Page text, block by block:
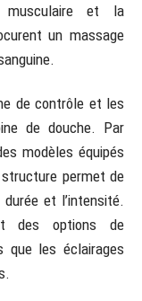
musculaire et la
un massage
de contrôle et les
de douche. Par
modèles équipés
permet de
et l’intensité.
des options de
que les éclairages